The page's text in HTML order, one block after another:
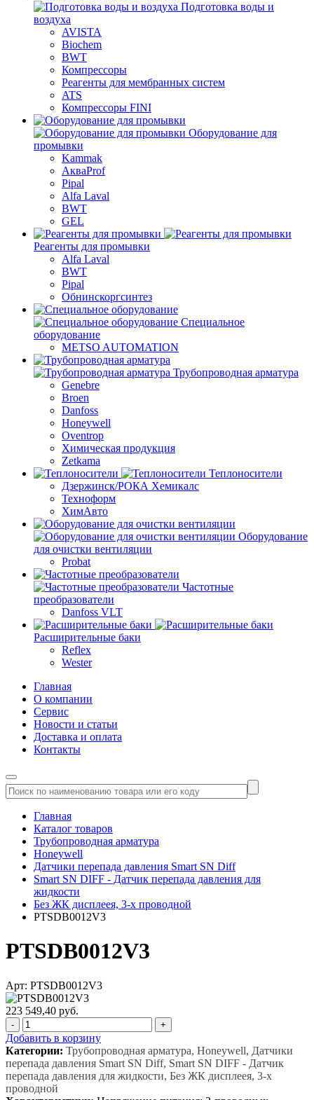
Подготовка воды и
воздуха
AVISTA
Biochem
BWT
Компрессоры
Реагенты для мембранных систем
ATS
Компрессоры FINI
Оборудование для
промывки
Kammak
АкваProf
Pipal
Alfa Laval
BWT
GEL
Реагенты для промывки
Alfa Laval
BWT
Pipal
Обнинскоргсинтез
Специальное
оборудование
METSO AUTOMATION
Трубопроводная арматура
Genebre
Broen
Danfoss
Honeywell
Oventrop
Химическая продукция
Zetkama
Теплоносители
Дзержинск/РОКА Хемикалс
Техноформ
ХимАвто
Оборудование
для очистки вентиляции
Probat
Частотные
преобразователи
Danfoss VLT
Расширительные баки
Reflex
Wester
Главная
О компании
Сервис
Новости и статьи
Доставка и оплата
Контакты
Главная
Каталог товаров
Трубопроводная арматура
Honeywell
Датчики перепада давления Smart SN Diff
Smart SN DIFF - Датчик перепада давления для
жидкости
Без ЖК дисплеея, 3-х проводной
PTSDB0012V3
PTSDB0012V3
Арт: PTSDB0012V3
223 549,40 руб.
- +
Добавить в корзину
Категории: Трубопроводная арматура, Honeywell, Датчики
перепада давления Smart SN Diff, Smart SN DIFF - Датчик
перепада давления для жидкости, Без ЖК дисплеея, 3-х
проводной